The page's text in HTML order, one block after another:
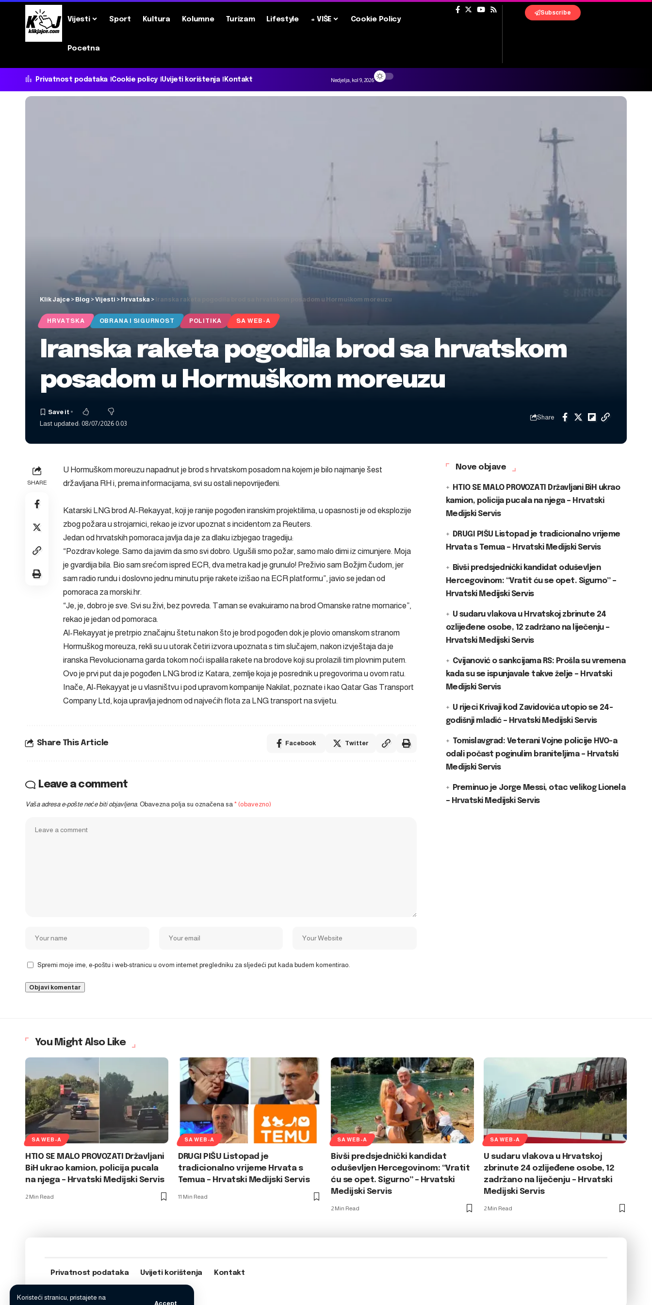
Koristeći stranicu, pristajete na
Accept
Vijesti Sport Kultura Kolumne Turizam Lifestyle + VIŠE Cookie Policy
Pocetna
Subscribe
Privatnost podataka Cookie policy Uvijeti korištenja Kontakt Nedjelja, kol 9, 2026
Klik Jajce > Blog >Vijesti > Hrvatska > Iranska raketa pogodila brod sa hrvatskom posadom u Hormuškom moreuzu
HRVATSKA OBRANA I SIGURNOST POLITIKA SA WEB-A
Iranska raketa pogodila brod sa hrvatskom
posadom u Hormuškom moreuzu
Last updated: 08/07/2026 0:03
Share
SHARE
U Hormuškom moreuzu napadnut je brod s hrvatskom posadom na kojem je bilo najmanje šest
državljana RH i, prema informacijama, svi su ostali nepovrijeđeni.
Katarski LNG brod Al-Rekayyat, koji je ranije pogođen iranskim projektilima, u opasnosti je od eksplozije
zbog požara u strojarnici, rekao je izvor upoznat s incidentom za Reuters.
Jedan od hrvatskih pomoraca javlja da je za dlaku izbjegao tragediju:
“Pozdrav kolege. Samo da javim da smo svi dobro. Ugušili smo požar, samo malo dimi iz cimunjere. Moja
je gvardija bila. Bio sam srećom ispred ECR, dva metra kad je grunulo! Preživio sam Božjim čudom, jer
sam radio rundu i doslovno jednu minutu prije rakete izišao na ECR platformu”, javio se jedan od
pomoraca za morski.hr.
“Je, je, dobro je sve. Svi su živi, bez povreda. Taman se evakuiramo na brod Omanske ratne mornarice”,
rekao je jedan od pomoraca.
Al-Rekayyat je pretrpio značajnu štetu nakon što je brod pogođen dok je plovio omanskom stranom
Hormuškog moreuza, rekli su u utorak četiri izvora upoznata s tim slučajem, nakon izvještaja da je
iranska Revolucionarna garda tokom noći ispalila rakete na brodove koji su prolazili tim plovnim putem.
Ovo je prvi put da je pogođen LNG brod iz Katara, zemlje koja je posrednik u pregovorima u ovom ratu.
Inače, Al-Rekayyat je u vlasništvu i pod upravom kompanije Nakilat, poznate i kao Qatar Gas Transport
Company Ltd, koja upravlja jednom od najvećih flota za LNG transport na svijetu.
Share This Article Facebook Twitter
Leave a comment
Vaša adresa e-pošte neće biti objavljena. Obavezna polja su označena sa * (obavezno)
Spremi moje ime, e-poštu i web-stranicu u ovom internet pregledniku za sljedeći put kada budem komentirao.
Nove objave
HTIO SE MALO PROVOZATI Državljani BiH ukrao
kamion, policija pucala na njega – Hrvatski
Medijski Servis
DRUGI PIŠU Listopad je tradicionalno vrijeme
Hrvata s Temua – Hrvatski Medijski Servis
Bivši predsjednički kandidat oduševljen
Hercegovinom: “Vratit ću se opet. Sigurno” –
Hrvatski Medijski Servis
U sudaru vlakova u Hrvatskoj zbrinute 24
ozlijeđene osobe, 12 zadržano na liječenju –
Hrvatski Medijski Servis
Cvijanović o sankcijama RS: Prošla su vremena
kada su se ispunjavale takve želje – Hrvatski
Medijski Servis
U rijeci Krivaji kod Zavidovića utopio se 24-
godišnji mladić – Hrvatski Medijski Servis
Tomislavgrad: Veterani Vojne policije HVO-a
odali počast poginulim braniteljima – Hrvatski
Medijski Servis
Preminuo je Jorge Messi, otac velikog Lionela
– Hrvatski Medijski Servis
You Might Also Like
SA WEB-A
HTIO SE MALO PROVOZATI Državljani
BiH ukrao kamion, policija pucala
na njega – Hrvatski Medijski Servis
2 Min Read
SA WEB-A
DRUGI PIŠU Listopad je
tradicionalno vrijeme Hrvata s
Temua – Hrvatski Medijski Servis
11 Min Read
SA WEB-A
Bivši predsjednički kandidat
oduševljen Hercegovinom: “Vratit
ću se opet. Sigurno” – Hrvatski
Medijski Servis
2 Min Read
SA WEB-A
U sudaru vlakova u Hrvatskoj
zbrinute 24 ozlijeđene osobe, 12
zadržano na liječenju – Hrvatski
Medijski Servis
2 Min Read
Privatnost podataka Uvijeti korištenja Kontakt